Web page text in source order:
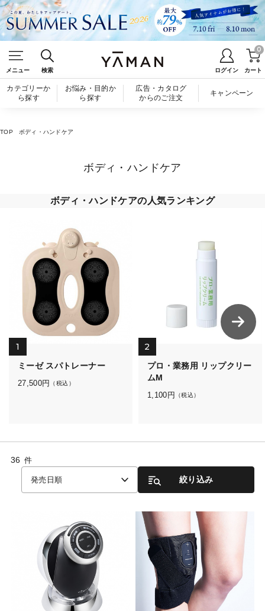
メニュー 検索 ログイン カート
0
カテゴリーか
ら探す
お悩み・目的か
ら探す
広告・カタログ
からのご注文
キャンペーン
TOP ボディ・ハンドケア
ボディ・ハンドケア
ボディ・ハンドケアの人気ランキング
1
ミーゼ スパトレーナー
27,500円 （税込）
2
プロ・業務用 リップクリー
ムM
1,100円 （税込）
36 件
発売日順 絞り込み